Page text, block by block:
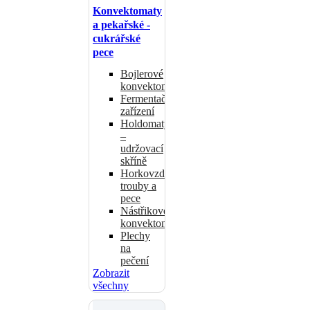
Konvektomaty
a pekařské -
cukrářské
pece
Bojlerové
konvektomaty
Fermentační
zařízení
Holdomaty
–
udržovací
skříně
Horkovzdušné
trouby a
pece
Nástřikové
konvektomaty
Plechy
na
pečení
Zobrazit
všechny